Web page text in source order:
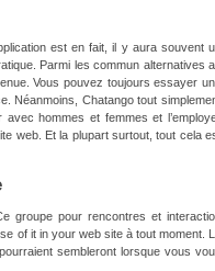
est en fait, il y aura souvent
Parmi les commun alternatives
Vous pouvez toujours essayer
Néanmoins, Chatango tout
hommes et femmes et
web. Et la plupart surtout, tout cela
groupe pour rencontres et
of it in your web site à tout moment.
sembleront lorsque vous